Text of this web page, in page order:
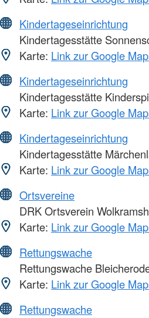
Kindertageseinrichtung
Kindertagesstätte
Karte: Link zur Google
Kindertageseinrichtung
Kindertagesstätte
Karte: Link zur Google
Kindertageseinrichtung
Kindertagesstätte
Karte: Link zur Google
Ortsvereine
DRK Ortsverein
Karte: Link zur Google
Rettungswache
Rettungswache
Karte: Link zur Google
Rettungswache